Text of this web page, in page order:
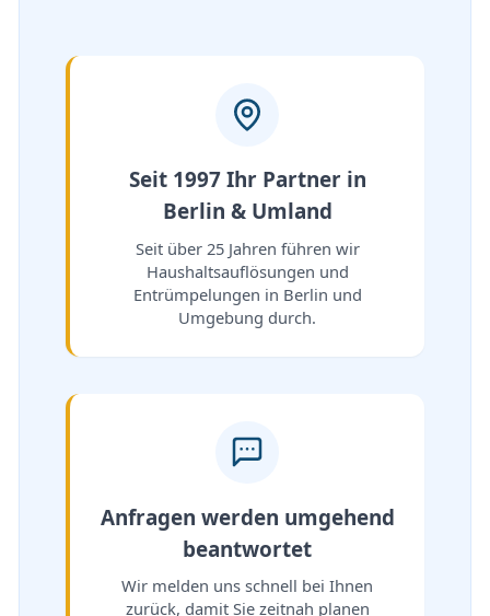
Seit 1997 Ihr Partner in
Berlin & Umland
Seit über 25 Jahren führen wir
Haushaltsauflösungen und
Entrümpelungen in Berlin und
Umgebung durch.
Anfragen werden umgehend
beantwortet
Wir melden uns schnell bei Ihnen
zurück, damit Sie zeitnah planen